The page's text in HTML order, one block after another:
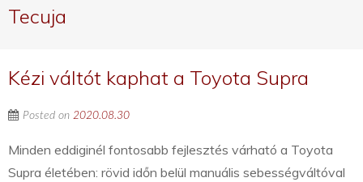
Tecuja
Kézi váltót kaphat a Toyota Supra
Posted on 2020.08.30
Minden eddiginél fontosabb fejlesztés várható a Toyota
Supra életében: rövid időn belül manuális sebességváltóval